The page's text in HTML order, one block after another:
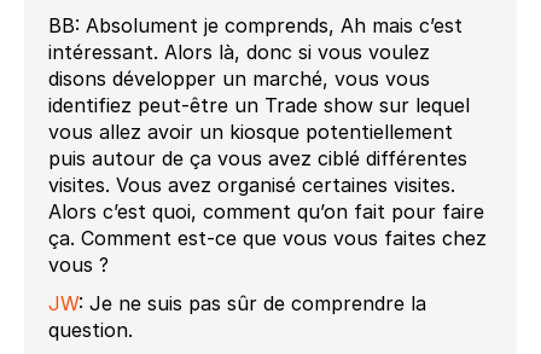
BB: Absolument je comprends, Ah mais c’est
intéressant. Alors là, donc si vous voulez
disons développer un marché, vous vous
identifiez peut-être un Trade show sur lequel
vous allez avoir un kiosque potentiellement
puis autour de ça vous avez ciblé différentes
visites. Vous avez organisé certaines visites.
Alors c’est quoi, comment qu’on fait pour faire
ça. Comment est-ce que vous vous faites chez
vous ?
JW: Je ne suis pas sûr de comprendre la
question.